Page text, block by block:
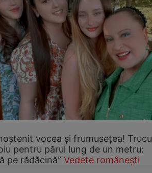
vocea și frumusețea!
pentru părul lung de un metru:
pe rădăcină” Vedete românești